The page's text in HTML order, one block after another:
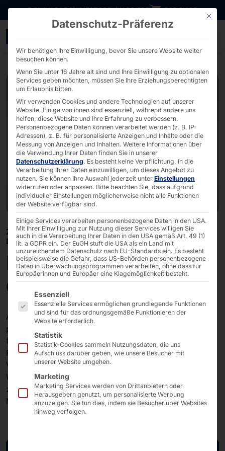
Direkt zum Inhalt wechseln
DOWNLOADSINVESTORENKARRIERE B2B SHOP
25/06/2026 - 25/06/2026
LINZ, ÖSTERREICH
Experts Live Austria
Conference 2026
Auf der Experts Live Austria Conference 2026
präsentieren wir leistungsstarke AKHET® Plattformen
für Microsoft Azure- und Hybrid-Cloud-Szenarien. Im
Fokus stehen moderne Lösungen für Azure Local,
Virtualisierung, Datensouveränität sowie KI- und Edge-
Workloads. Tauschen Sie sich mit unserem Team über
zukunftssichere IT-Infrastrukturen und aktuelle
Microsoft-Technologien aus.
Mit
Datenschutz-Präferenz
Wir benötigen Ihre Einwilligung, bevor Sie unsere Website weiter
besuchen können.
Wenn Sie unter 16 Jahre alt sind und Ihre Einwilligung zu optionalen
Services geben möchten, müssen Sie Ihre Erziehungsberechtigten
um Erlaubnis bitten.
Wir verwenden Cookies und andere Technologien auf unserer
Website. Einige von ihnen sind essenziell, während andere uns
helfen, diese Website und Ihre Erfahrung zu verbessern.
Personenbezogene Daten können verarbeitet werden (z. B. IP-
Adressen), z. B. für personalisierte Anzeigen und Inhalte oder die
Messung von Anzeigen und Inhalten. Weitere Informationen über
die Verwendung Ihrer Daten finden Sie in unserer
Datenschutzerklärung. Es besteht keine Verpflichtung, in die
Verarbeitung Ihrer Daten einzuwilligen, um dieses Angebot zu
nutzen. Sie können Ihre Auswahl jederzeit unter Einstellungen
widerrufen oder anpassen. Bitte beachten Sie, dass aufgrund
individueller Einstellungen möglicherweise nicht alle Funktionen
der Website verfügbar sind.
Einige Services verarbeiten personenbezogene Daten in den USA.
Mit Ihrer Einwilligung zur Nutzung dieser Services willigen Sie
auch in die Verarbeitung Ihrer Daten in den USA gemäß Art. 49 (1)
lit. a GDPR ein. Der EuGH stuft die USA als ein Land mit
unzureichendem Datenschutz nach EU-Standards ein. Es besteht
beispielsweise die Gefahr, dass US-Behörden personenbezogene
Daten in Überwachungsprogrammen verarbeiten, ohne dass für
Europäerinnen und Europäer eine Klagemöglichkeit besteht.
Es folgt eine Liste der Service-Gruppen, für die eine
Essenziell
Essenzielle Services ermöglichen grundlegende Funktionen
und sind für das ordnungsgemäße Funktionieren der
Website erforderlich.
Statistik
Statistik-Cookies sammeln Nutzungsdaten, die uns
Aufschluss darüber geben, wie unsere Besucher mit
unserer Website umgehen.
Marketing
Marketing Services werden von Drittanbietern oder
Herausgebern genutzt, um personalisierte Werbung
anzuzeigen. Sie tun dies, indem sie Besucher über Websites
hinweg verfolgen.